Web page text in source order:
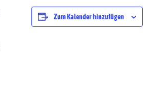
Zum Kalender hinzufügen